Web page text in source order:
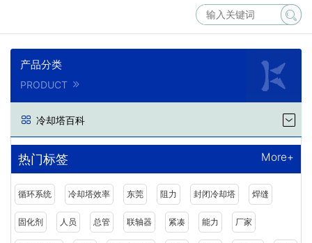
产品分类
PRODUCT
冷却塔百科
热门标签 More+
循环系统 冷却塔效率 东莞 阻力 封闭冷却塔 焊缝
固化剂 人员 总管 联轴器 紧凑 能力 厂家